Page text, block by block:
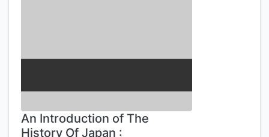
An Introduction of The
History Of Japan :